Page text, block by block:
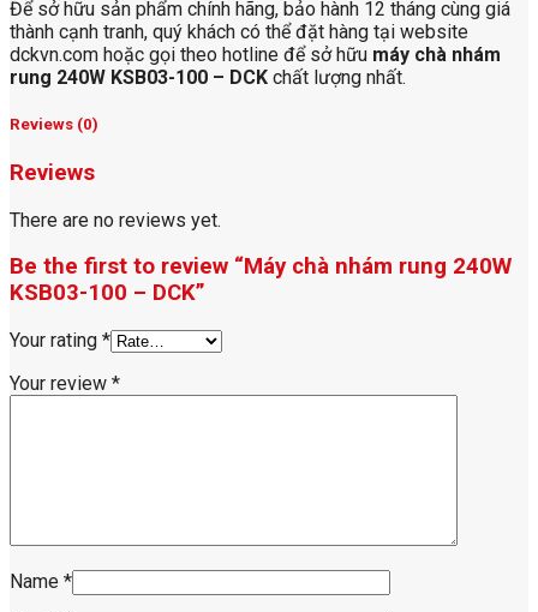
Để sở hữu sản phẩm chính hãng, bảo hành 12 tháng cùng giá
thành cạnh tranh, quý khách có thể đặt hàng tại website
dckvn.com hoặc gọi theo hotline để sở hữu máy chà nhám
rung 240W KSB03-100 – DCK chất lượng nhất.
Reviews (0)
Reviews
There are no reviews yet.
Be the first to review “Máy chà nhám rung 240W
KSB03-100 – DCK”
Your rating *
Your review *
Name *